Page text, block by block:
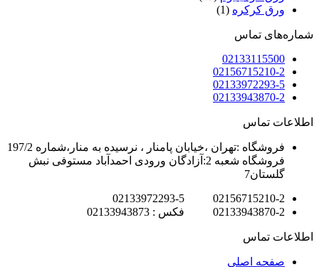
ورق کرکره (1)
شماره‌های تماس
02133115500
02156715210-2
02133972293-5
02133943870-2
اطلاعات تماس
فروشگاه :تهران ،خیابان پامنار ، نرسیده به منار،شماره 197/2
فروشگاه شعبه 2:آزادگان ورودی احمدآباد مستوفی نبش
گلستان7
02156715210-2 02133972293-5
02133943870-2 فکس : 02133943873
اطلاعات تماس
صفحه اصلی